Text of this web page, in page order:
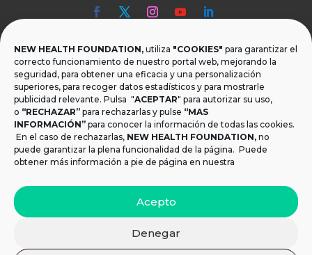
NEW HEALTH FOUNDATION, utiliza "COOKIES" para garantizar el
correcto funcionamiento de nuestro portal web, mejorando la
seguridad, para obtener una eficacia y una personalización
superiores, para recoger datos estadísticos y para mostrarle
publicidad relevante. Pulsa "ACEPTAR" para autorizar su uso,
o “RECHAZAR” para rechazarlas y pulse “MAS
INFORMACIÓN” para conocer la información de todas las cookies.
En el caso de rechazarlas, NEW HEALTH FOUNDATION, no
puede garantizar la plena funcionalidad de la página. Puede
obtener más información a pie de página en nuestra
Acepto
Denegar
 Teléfono
T.+34 954 219 597
 Dónde estamos
Calle Monsalves 35 Local 2. 41001, Sevilla.
España
 Email
info@newhealthfoundation.org
Aviso legal y Política de Privacidad|Política de